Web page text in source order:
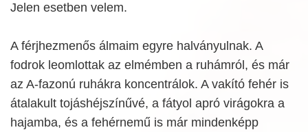
Jelen esetben velem.
A férjhezmenős álmaim egyre halványulnak. A
fodrok leomlottak az elmémben a ruhámról, és már
az A-fazonú ruhákra koncentrálok. A vakító fehér is
átalakult tojáshéjszínűvé, a fátyol apró virágokra a
hajamba, és a fehérnemű is már mindenképp